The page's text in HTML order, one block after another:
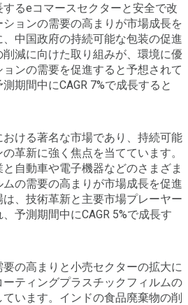
るeコマースセクターと安全で改
ョンの需要の高まりが市場成長を
中国政府の持続可能な包装の促進
減に向けた取り組みが、環境に優
ンの需要を促進すると予想されて
期間中にCAGR 7%で成長すると
おける著名な市場であり、持続可能
革新に強く焦点を当てています。
自動車や電子機器などのさまざま
の需要の高まりが市場成長を促進
、技術革新と主要市場プレーヤー
予測期間中にCAGR 5%で成長す
の高まりと小売セクターの拡大に
ティングプラスチックフィルムの
います。インドの食品廃棄物の削